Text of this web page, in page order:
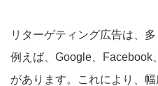
リターゲティング広告は、
例えば、Google、Facebook
があります。これにより、